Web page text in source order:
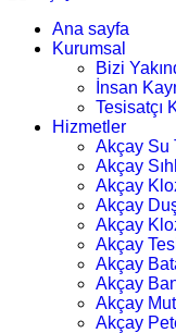
Ana sayfa
Kurumsal
Bizi
İnsan
Tesisatçı
Hizmetler
Akçay Su
Akçay
Akçay
Akçay
Akçay
Akçay
Akçay
Akçay
Akçay
Akçay